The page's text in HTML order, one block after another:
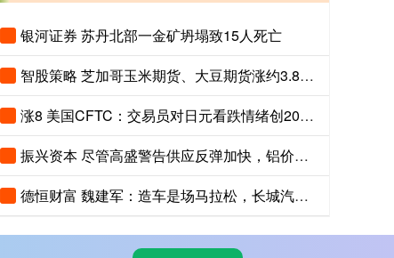
银河证券 苏丹北部一金矿坍塌致15人死亡
智股策略 芝加哥玉米期货、大豆期货涨约3.8%，投资者关注夏季天气对全球农作物生长构成的风险
涨8 美国CFTC：交易员对日元看跌情绪创2007年以来最高，对美元看涨程度创2015年以来最高
振兴资本 尽管高盛警告供应反弹加快，铝价依然上涨
德恒财富 魏建军：造车是场马拉松，长城汽车聚焦长期主义与有质量的市占率